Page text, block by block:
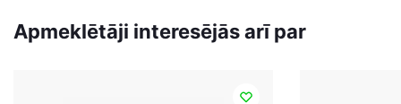
Apmeklētāji interesējās arī par